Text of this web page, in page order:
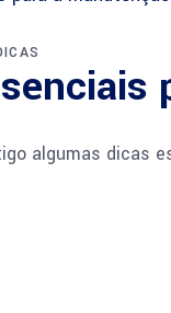
algumas dicas